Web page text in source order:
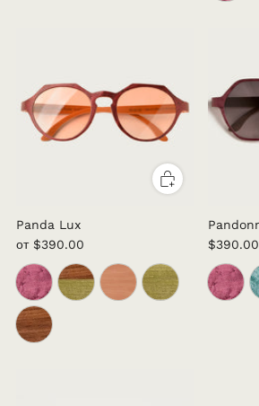
Panda Lux
от $390.00
$390.00